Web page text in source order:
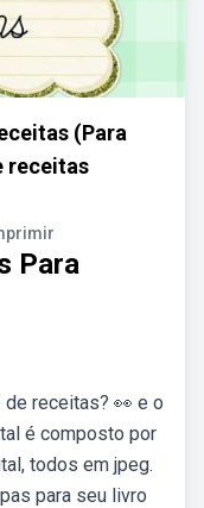
(Para
receitas
Para
receitas? 👀 e o
é composto por
todos em jpeg.
para seu livro